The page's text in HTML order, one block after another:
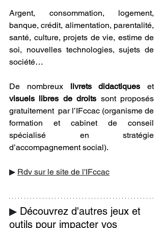
Argent, consommation, logement,
banque, crédit, alimentation, parentalité,
santé, culture, projets de vie, estime de
soi, nouvelles technologies, sujets de
société…
De nombreux livrets didactiques
et
visuels libres de droits sont proposés
gratuitement  par l’IFccac (organisme de
formation et cabinet de conseil
spécialisé en stratégie
d’accompagnement social).
▶ Rdv sur le site de l'IFccac
▶ Découvrez d'autres jeux et
outils pour impacter vos